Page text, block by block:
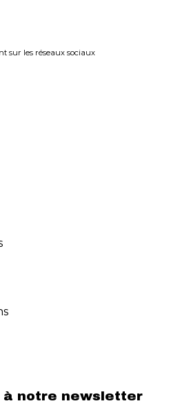
sur les réseaux sociaux
à notre newsletter